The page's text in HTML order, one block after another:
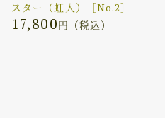
スター（虹入）［No.2］
17,800円（税込）